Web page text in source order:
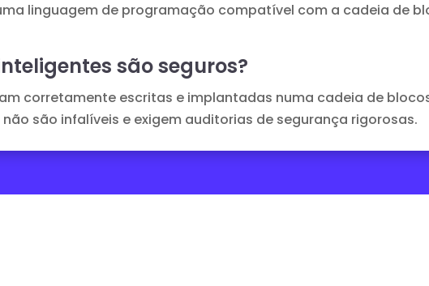
linguagem de programação compatível com a cadeia de
são seguros?
corretamente escritas e implantadas numa cadeia de
são infalíveis e exigem auditorias de segurança rigorosas.